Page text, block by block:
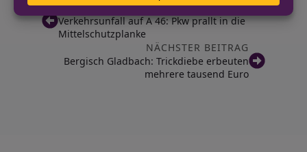
VORHERIGER BEITRAG
Verkehrsunfall auf A 46: Pkw prallt in die
Mittelschutzplanke
NÄCHSTER BEITRAG
Bergisch Gladbach: Trickdiebe erbeuten
mehrere tausend Euro